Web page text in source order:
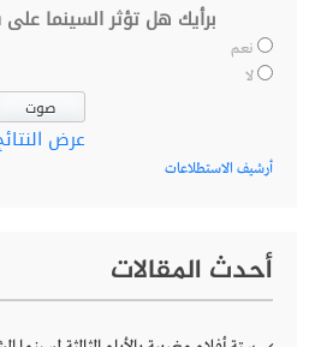
برأيك هل تؤثر السينما
نعم
لا
عرض
أرشيف الاستطلاعات
أحدث المقالات